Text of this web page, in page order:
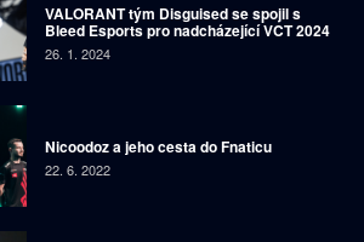
VALORANT tým Disguised se spojil s
Bleed Esports pro nadcházející VCT 2024
26. 1. 2024
Nicoodoz a jeho cesta do Fnaticu
22. 6. 2022